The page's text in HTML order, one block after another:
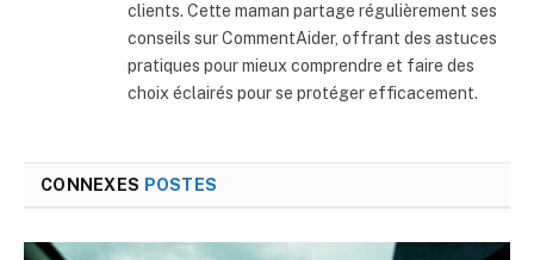
clients. Cette maman partage régulièrement ses
conseils sur CommentAider, offrant des astuces
pratiques pour mieux comprendre et faire des
choix éclairés pour se protéger efficacement.
CONNEXES POSTES